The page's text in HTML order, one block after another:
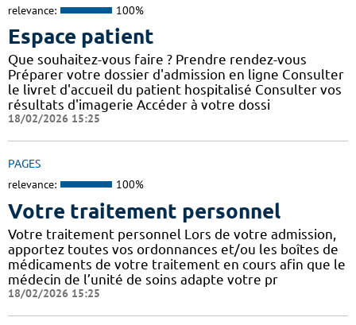
relevance: 100%
Espace patient
Que souhaitez-vous faire ? Prendre rendez-vous
Préparer votre dossier d'admission en ligne Consulter
le livret d'accueil du patient hospitalisé Consulter vos
résultats d'imagerie Accéder à votre dossi
18/02/2026 15:25
PAGES
relevance: 100%
Votre traitement personnel
Votre traitement personnel Lors de votre admission,
apportez toutes vos ordonnances et/ou les boîtes de
médicaments de votre traitement en cours afin que le
médecin de l’unité de soins adapte votre pr
18/02/2026 15:25